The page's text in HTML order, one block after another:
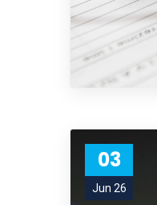
03
Jun 26